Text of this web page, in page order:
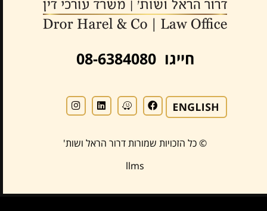
חייגו 08-6384080
© כל הזכויות שמורות דרור הראל ושות'
llms